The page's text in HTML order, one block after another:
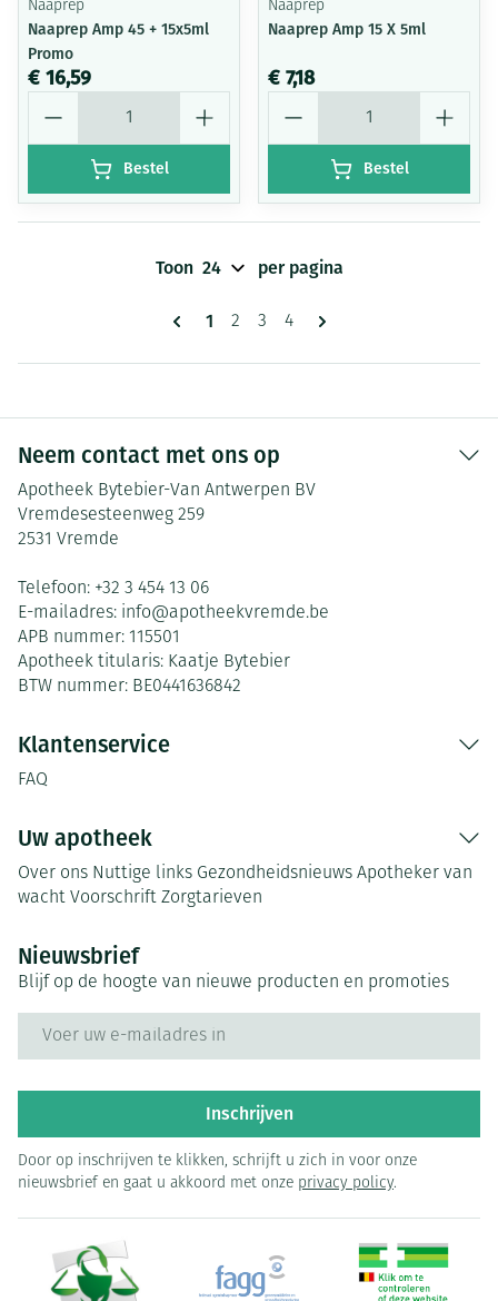
Naaprep
Naaprep Amp 45 + 15x5ml
Promo
€ 16,59
Bestel
Naaprep
Naaprep Amp 15 X 5ml
€ 7,18
Bestel
Pagina's
U lees momenteel pagina
1 Pagina
2 Pagina
3 Pagina
4
Toon per pagina
Neem contact met ons op
Apotheek Bytebier-Van Antwerpen BV
Vremdesesteenweg 259
2531 Vremde
Telefoon: +32 3 454 13 06
E-mailadres: info@apotheekvremde.be
APB nummer: 115501
Apotheek titularis: Kaatje Bytebier
BTW nummer: BE0441636842
Klantenservice
FAQ
Uw apotheek
Over ons Nuttige links Gezondheidsnieuws Apotheker van
wacht Voorschrift Zorgtarieven
Nieuwsbrief
Blijf op de hoogte van nieuwe producten en promoties
Inschrijven
Door op inschrijven te klikken, schrijft u zich in voor onze
nieuwsbrief en gaat u akkoord met onze privacy policy.